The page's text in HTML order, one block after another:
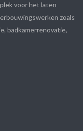
voor het laten
zoals
badkamerrenovatie,